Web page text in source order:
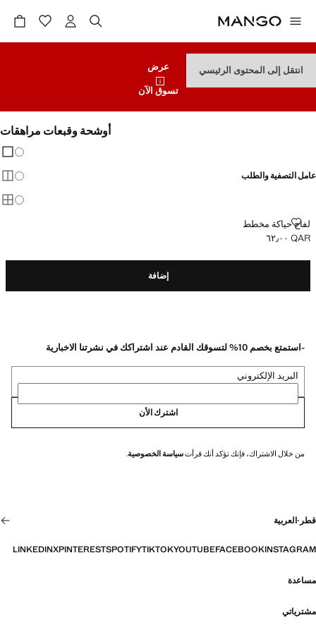
انتقل إلى المحتوى الرئيسي
عرض
تسوق الآن
أوشحة وقبعات مراهقات
عامل التصفية والطلب
لفاح حياكة مخطط
لفاح حياكة مخطط
السعر الحالي [QAR ٦٢٫٠٠ ]
QAR ٦٢٫٠٠
إضافة
-استمتع بخصم 10% لتسوقك القادم عند اشتراكك في نشرتنا الاخبارية
البريد الإلكتروني
اشترك الأن
من خلال الاشتراك، فإنك تؤكد أنك قرأتسياسة الخصوصية.
قطر·العربية
INSTAGRAM
FACEBOOK
YOUTUBE
TIKTOK
SPOTIFY
PINTEREST
X
LINKEDIN
مساعدة
مشترياتي